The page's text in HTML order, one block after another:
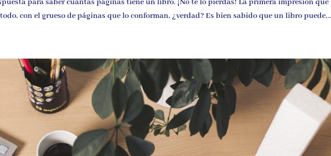
para saber cuántas páginas tiene un libro. ¡No te lo pierdas! La primera impresión que
con el grueso de páginas que lo conforman, ¿verdad? Es bien sabido que un libro puede...